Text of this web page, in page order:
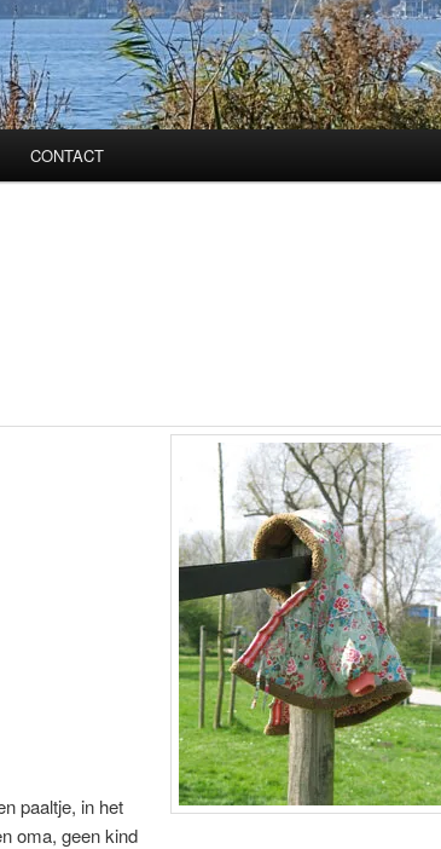
CONTACT
paaltje, in het
oma, geen kind